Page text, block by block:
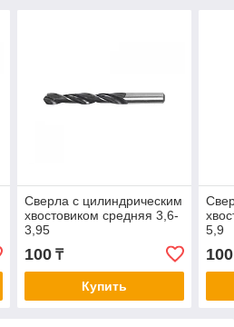
Сверла с цилиндрическим
хвостовиком средняя 3,6-
3,95
100₸
Купить
5,9
100